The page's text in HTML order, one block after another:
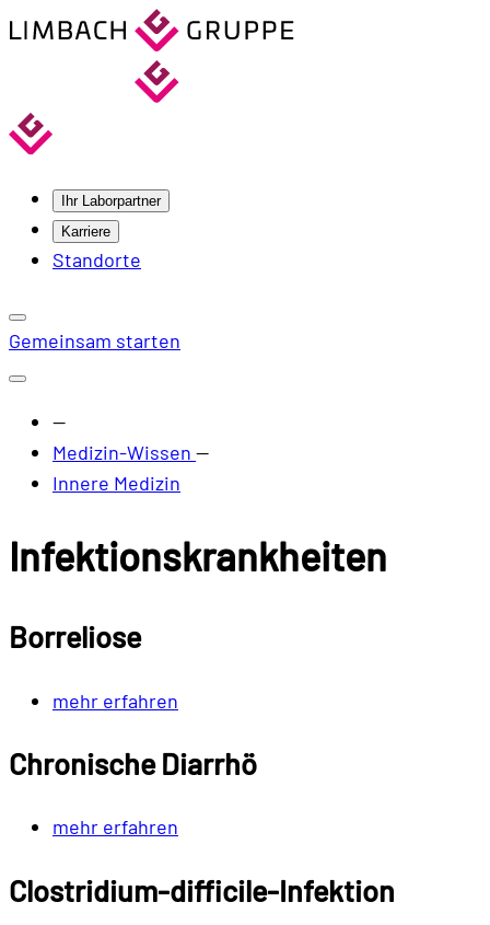
Ihr Laborpartner
Karriere
Standorte
Gemeinsam starten
—
Medizin-Wissen —
Innere Medizin
Infektionskrankheiten
Borreliose
mehr erfahren
Chronische Diarrhö
mehr erfahren
Clostridium-difficile-Infektion